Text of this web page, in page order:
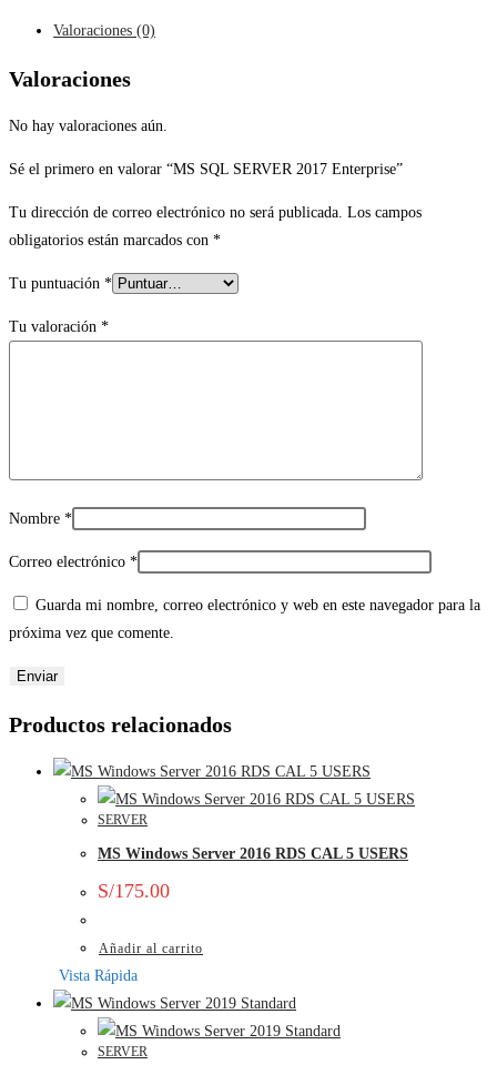
Valoraciones (0)
Valoraciones
No hay valoraciones aún.
Sé el primero en valorar “MS SQL SERVER 2017 Enterprise”
Tu dirección de correo electrónico no será publicada. Los campos
obligatorios están marcados con *
Tu puntuación *
Tu valoración *
Nombre *
Correo electrónico *
Guarda mi nombre, correo electrónico y web en este navegador para la
próxima vez que comente.
Productos relacionados
SERVER
MS Windows Server 2016 RDS CAL 5 USERS
S/175.00
Añadir al carrito
Vista Rápida
SERVER